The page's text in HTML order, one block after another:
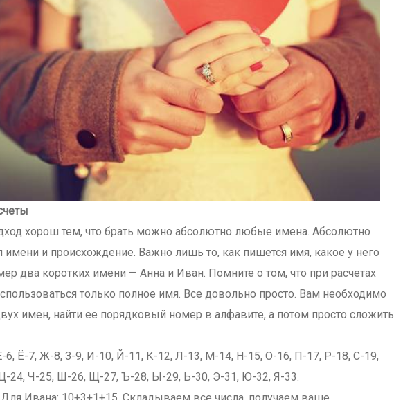
хорош тем, что брать можно абсолютно любые имена. Абсолютно
и происхождение. Важно лишь то, как пишется имя, какое у него
два коротких имени — Анна и Иван. Помните о том, что при расчетах
только полное имя. Все довольно просто. Вам необходимо
имен, найти ее порядковый номер в алфавите, а потом просто сложить
6, Ё-7, Ж-8, З-9, И-10, Й-11, К-12, Л-13, М-14, Н-15, О-16, П-17, Р-18, С-19,
24, Ч-25, Ш-26, Щ-27, Ъ-28, Ы-29, Ь-30, Э-31, Ю-32, Я-33.